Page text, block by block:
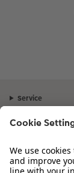
Service
Sortiment